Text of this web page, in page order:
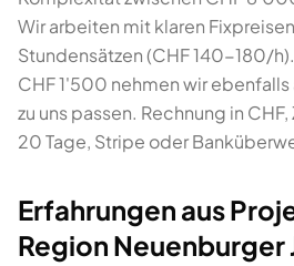
Wir arbeiten mit klaren
Stundensätzen (CHF 140-180/
CHF 1'500 nehmen wir
zu uns passen. Rechnung in
20 Tage, Stripe oder
Erfahrungen aus
Region Neuenburger